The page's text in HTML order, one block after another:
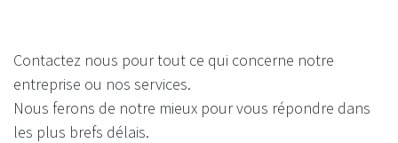
Contactez nous pour tout ce qui concerne notre
entreprise ou nos services.
Nous ferons de notre mieux pour vous répondre dans
les plus brefs délais.